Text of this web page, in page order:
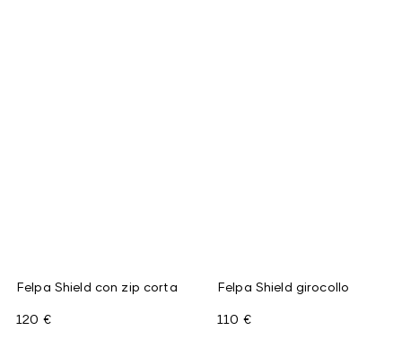
Felpa Shield con zip corta
120 €
Felpa Shield girocollo
110 €